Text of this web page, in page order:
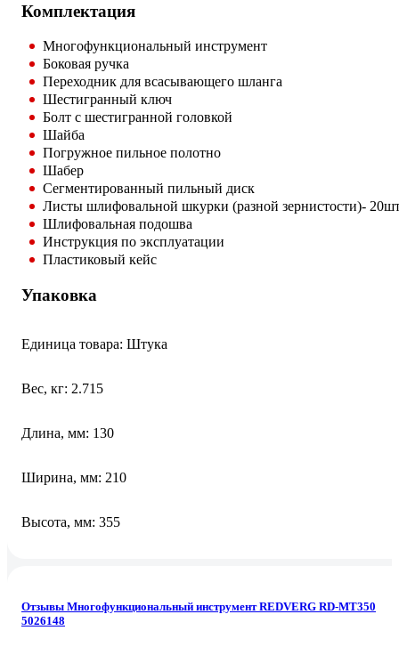
Комплектация
Многофункциональный инструмент
Боковая ручка
Переходник для всасывающего шланга
Шестигранный ключ
Болт с шестигранной головкой
Шайба
Погружное пильное полотно
Шабер
Сегментированный пильный диск
Листы шлифовальной шкурки (разной зернистости)-
Шлифовальная подошва
Инструкция по эксплуатации
Пластиковый кейс
Упаковка
Единица товара: Штука
Вес, кг: 2.715
Длина, мм: 130
Ширина, мм: 210
Высота, мм: 355
Отзывы Многофункциональный инструмент REDVERG RD-MT350
5026148